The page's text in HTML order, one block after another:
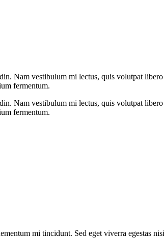
Nam vestibulum mi lectus, quis volutpat
fermentum.
Nam vestibulum mi lectus, quis volutpat
fermentum.
mi tincidunt. Sed eget viverra egestas